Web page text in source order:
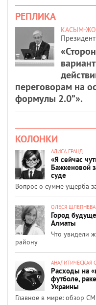
РЕПЛИКА
КАСЫМ-
переговорам на
формулы 2.0”».
КОЛОНКИ
АЛИСА ГРАНД
«Я сейчас
Бажкеновой
суде
Вопрос о сумме ущерба
ОЛЕСЯ ШЛЕПНЕВА
Город
Алматы
Что увидели
району
АНАЛИТИЧЕСКАЯ
Расходы на
футболе,
Украины
Главное в мире: обзор